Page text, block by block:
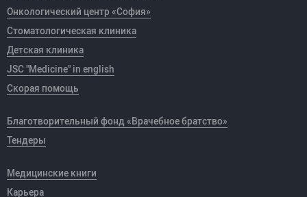
Онкологический центр «София»
Стоматологическая клиника
Детская клиника
JSC "Medicine" in english
Скорая помощь
Благотворительный фонд «Врачебное братство»
Тендеры
Медицинские книги
Карьера